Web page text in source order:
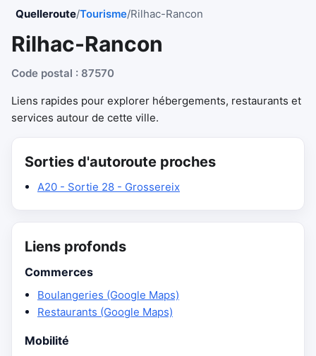
Quelleroute/Tourisme/Rilhac-Rancon
Rilhac-Rancon
Code postal : 87570
Liens rapides pour explorer hébergements, restaurants et
services autour de cette ville.
Sorties d'autoroute proches
A20 - Sortie 28 - Grossereix
Liens profonds
Commerces
Boulangeries (Google Maps)
Restaurants (Google Maps)
Mobilité